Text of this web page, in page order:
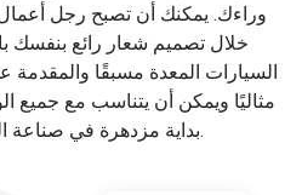
وراءك. يمكنك أن تصبح رجل
خلال تصميم شعار رائع بنفسك
السيارات المعدة مسبقًا والمقدمة
مثاليًا ويمكن أن يتناسب مع جميع
بداية مزدهرة في صناعة السيارات التنافسية.